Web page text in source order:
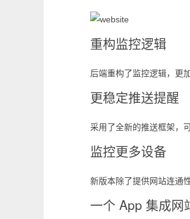
重构监控逻辑
后端重构了监控逻辑，更
更稳定推送提醒
采用了全新的推送框架，
监控更多设备
新版本除了提供网站连通
一个 App 集成网